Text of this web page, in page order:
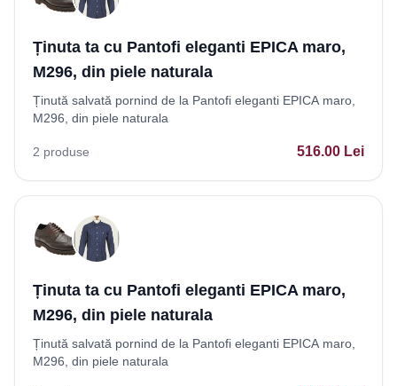
Ținuta ta cu Pantofi eleganti EPICA maro,
M296, din piele naturala
Ținută salvată pornind de la Pantofi eleganti EPICA maro,
M296, din piele naturala
2 produse 516.00 Lei
Ținuta ta cu Pantofi eleganti EPICA maro,
M296, din piele naturala
Ținută salvată pornind de la Pantofi eleganti EPICA maro,
M296, din piele naturala